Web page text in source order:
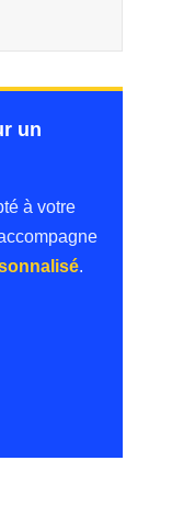
un
à votre
.